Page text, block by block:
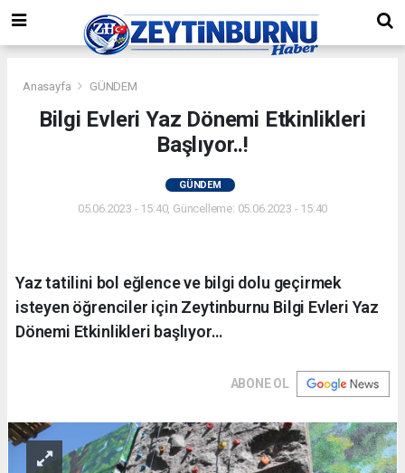
Anasayfa GÜNDEM
Bilgi Evleri Yaz Dönemi Etkinlikleri
Başlıyor..!
GÜNDEM
05.06.2023 - 15:40, Güncelleme: 05.06.2023 - 15:40
Yaz tatilini bol eğlence ve bilgi dolu geçirmek
isteyen öğrenciler için Zeytinburnu Bilgi Evleri Yaz
Dönemi Etkinlikleri başlıyor…
ABONE OL